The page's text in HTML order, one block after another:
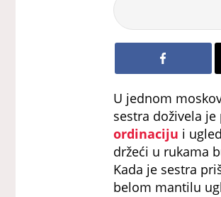
Marić
U jednom
sestra doživela
ordinaciju i
držeći u rukama
Kada je sestra
belom mantilu